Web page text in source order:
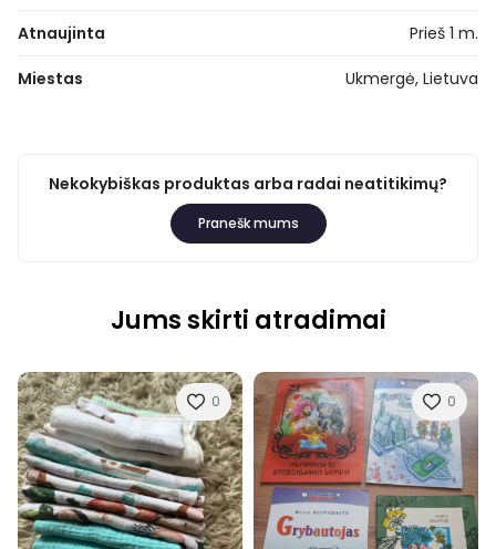
Atnaujinta Prieš 1 m.
Miestas Ukmergė, Lietuva
Nekokybiškas produktas arba radai neatitikimų?
Pranešk mums
Jums skirti atradimai
0 0